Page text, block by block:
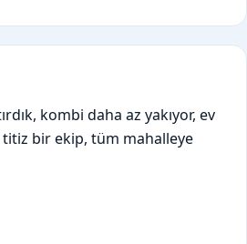
kombi daha az yakıyor, ev
titiz bir ekip, tüm mahalleye